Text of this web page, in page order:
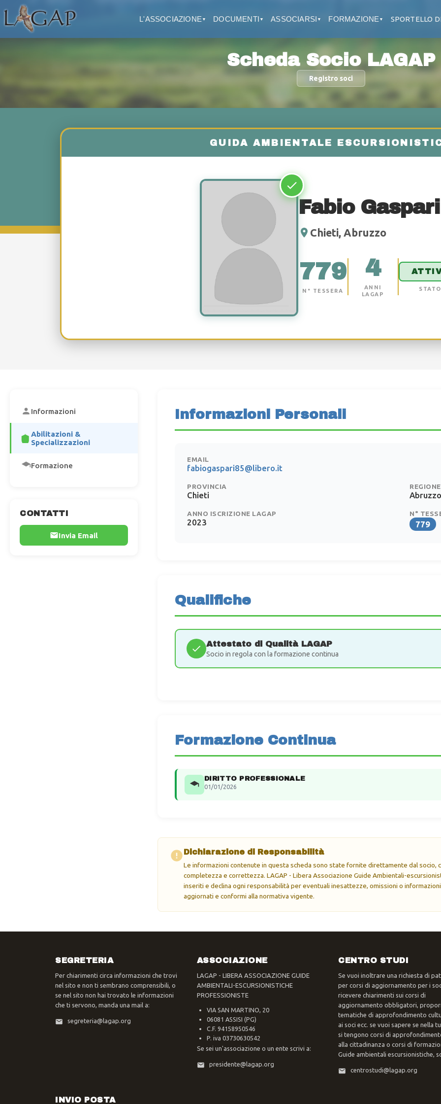
L'ASSOCIAZIONE ▼ DOCUMENTI ▼ ASSOCIARSI ▼ FORMAZIONE ▼ SPORTELLO
Scheda Socio LAGAP
Registro soci
Fabio Gaspari
Chieti, Abruzzo
779
N° TESSERA
4
ANNI
LAGAP
STATO
Informazioni
Abilitazioni &
Specializzazioni
Formazione
CONTATTI
Invia Email
Informazioni Personali
EMAIL
fabiogaspari85@libero.it
PROVINCIA
Chieti
REGIONE
Abruzzo
ANNO ISCRIZIONE LAGAP
2023
N°
779
Qualifiche
Attestato di Qualità LAGAP
Socio in regola con la formazione continua
Formazione Continua
DIRITTO PROFESSIONALE
01/01/2026
Dichiarazione di Responsabilità
Le informazioni contenute in questa scheda sono state fornite direttamente dal socio,
completezza e correttezza. LAGAP - Libera Associazione Guide Ambientali-
inseriti e declina ogni responsabilità per eventuali inesattezze, omissioni o
aggiornati e conformi alla normativa vigente.
SEGRETERIA
Per chiarimenti circa informazioni che trovi
nel sito e non ti sembrano comprensibili, o
se nel sito non hai trovato le informazioni
che ti servono, manda una mail a:
segreteria@lagap.org
ASSOCIAZIONE
LAGAP - LIBERA ASSOCIAZIONE GUIDE
AMBIENTALI-ESCURSIONISTICHE
PROFESSIONISTE
VIA SAN MARTINO, 20
06081 ASSISI (PG)
C.F. 94158950546
P. iva 03730630542
Se sei un'associazione o un ente scrivi a:
presidente@lagap.org
CENTRO STUDI
Se vuoi inoltrare una richiesta di
per corsi di aggiornamento per i
ricevere chiarimenti sui corsi di
aggiornamento obbligatori,
tematiche di approfondimento
ai soci ecc. se vuoi sapere se nella
si tengono corsi di
alla cittadinanza o corsi di
Guide ambientali escursionistiche,
centrostudi@lagap.org
INVIO POSTA